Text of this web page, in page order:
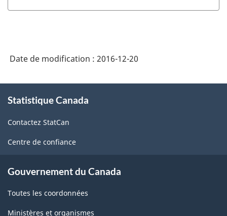
du
du
Grossistes-
produits
pétroliers
(SCIAN
Date de modification : 2016-12-20
propos
ce
site
Statistique Canada
Contactez StatCan
Centre de confiance
Gouvernement du Canada
Toutes les coordonnées
Ministères et organismes